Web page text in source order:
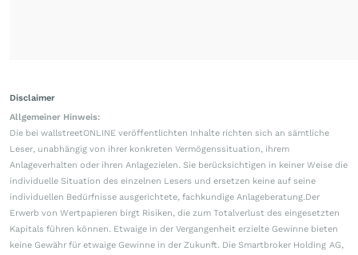
Disclaimer
Allgemeiner Hinweis:
Die bei wallstreetONLINE veröffentlichten Inhalte richten sich an sämtliche
Leser, unabhängig von ihrer konkreten Vermögenssituation, ihrem
Anlageverhalten oder ihren Anlagezielen. Sie berücksichtigen in keiner Weise die
individuelle Situation des einzelnen Lesers und ersetzen keine auf seine
individuellen Bedürfnisse ausgerichtete, fachkundige Anlageberatung.Der
Erwerb von Wertpapieren birgt Risiken, die zum Totalverlust des eingesetzten
Kapitals führen können. Etwaige in der Vergangenheit erzielte Gewinne bieten
keine Gewähr für etwaige Gewinne in der Zukunft. Die Smartbroker Holding AG,